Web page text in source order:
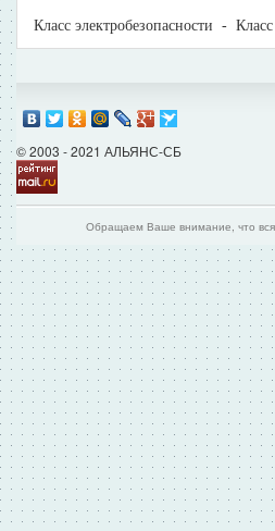
Класс электробезопасности -
© 2003 - 2021 АЛЬЯНС-СБ
Обращаем Ваше внимание, что